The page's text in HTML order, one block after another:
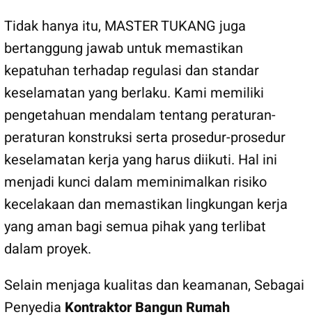
Tidak hanya itu, MASTER TUKANG juga
bertanggung jawab untuk memastikan
kepatuhan terhadap regulasi dan standar
keselamatan yang berlaku. Kami memiliki
pengetahuan mendalam tentang peraturan-
peraturan konstruksi serta prosedur-prosedur
keselamatan kerja yang harus diikuti. Hal ini
menjadi kunci dalam meminimalkan risiko
kecelakaan dan memastikan lingkungan kerja
yang aman bagi semua pihak yang terlibat
dalam proyek.
Selain menjaga kualitas dan keamanan, Sebagai
Penyedia Kontraktor Bangun Rumah